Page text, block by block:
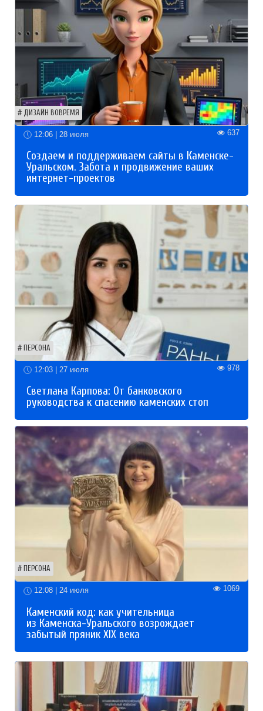
ДИЗАЙН ВОВРЕМЯ
12:06 | 28 июля 637
Создаем и поддерживаем сайты в Каменске-
Уральском. Забота и продвижение ваших
интернет-проектов
ПЕРСОНА
12:03 | 27 июля 978
Светлана Карпова: От банковского
руководства к спасению каменских стоп
ПЕРСОНА
12:08 | 24 июля 1069
Каменский код: как учительница
из Каменска-Уральского возрождает
забытый пряник XIX века